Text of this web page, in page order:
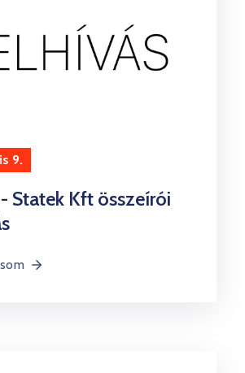
9.
Statek Kft összeírói